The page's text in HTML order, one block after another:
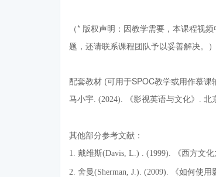
（* 版权声明：因教学需要，本课程视
题，还请联系课程团队予以妥善解决。）
配套教材 (可用于SPOC教学或用作慕课
马小宇. (2024). 《影视英语与文化》. 北
其他部分参考文献：
1. 戴维斯(Davis, L.) . (1999). 《西方文
2. 舍曼(Sherman, J.). (2009). 《如何使